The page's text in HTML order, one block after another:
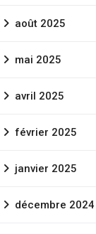
août 2025
mai 2025
avril 2025
février 2025
janvier 2025
décembre 2024